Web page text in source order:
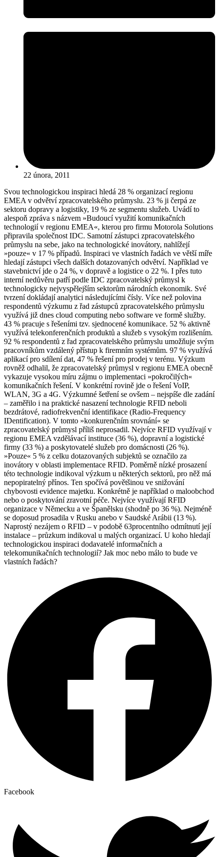
22 února, 2011
Svou technologickou inspiraci hledá 28 % organizací regionu
EMEA v odvětví zpracovatelského průmyslu. 23 % ji čerpá ze
sektoru dopravy a logistiky, 19 % ze segmentu služeb. Uvádí to
alespoň zpráva s názvem »Budoucí využití komunikačních
technologií v regionu EMEA«, kterou pro firmu Motorola Solutions
připravila společnost IDC. Samotní zástupci zpracovatelského
průmyslu na sebe, jako na technologické inovátory, nahlížejí
»pouze« v 17 % případů. Inspiraci ve vlastních řadách ve větší míře
hledají zástupci všech dalších dotazovaných odvětví. Například ve
stavebnictví jde o 24 %, v dopravě a logistice o 22 %. I přes tuto
interní nedůvěru patří podle IDC zpracovatelský průmysl k
technologicky nejvyspělejším sektorům národních ekonomik. Své
tvrzení dokládají analytici následujícími čísly. Více než polovina
respondentů výzkumu z řad zástupců zpracovatelského průmyslu
využívá již dnes cloud computing nebo software ve formě služby.
43 % pracuje s řešeními tzv. sjednocené komunikace. 52 % aktivně
využívá telekonferenčních produktů a služeb s vysokým rozlišením.
92 % respondentů z řad zpracovatelského průmyslu umožňuje svým
pracovníkům vzdálený přístup k firemním systémům. 97 % využívá
aplikací pro sdílení dat, 47 % řešení pro prodej v terénu. Výzkum
rovněž odhalil, že zpracovatelský průmysl v regionu EMEA obecně
vykazuje vysokou míru zájmu o implementaci »pokročilých«
komunikačních řešení. V konkrétní rovině jde o řešení VoIP,
WLAN, 3G a 4G. Výzkumné šetření se ovšem – nejspíše dle zadání
– zaměřilo i na praktické nasazení technologie RFID neboli
bezdrátové, radiofrekvenční identifikace (Radio-Frequency
IDentification). V tomto »konkurenčním srovnání« se
zpracovatelský průmysl příliš neprosadil. Nejvíce RFID využívají v
regionu EMEA vzdělávací instituce (36 %), dopravní a logistické
firmy (33 %) a poskytovatelé služeb pro domácnosti (26 %).
»Pouze« 5 % z celku dotazovaných subjektů se označilo za
inovátory v oblasti implementace RFID. Poměrně nízké prosazení
této technologie indikoval výzkum u některých sektorů, pro něž má
nepopiratelný přínos. Ten spočívá povětšinou ve snižování
chybovosti evidence majetku. Konkrétně je například o maloobchod
nebo o poskytování zravotní péče. Nejvíce využívají RFID
organizace v Německu a ve Španělsku (shodně po 36 %). Nejméně
se doposud prosadila v Rusku anebo v Saudské Arábii (13 %).
Naprostý nezájem o RFID – v podobě 63procentního odmítnutí její
instalace – průzkum indikoval u malých organizací. U koho hledají
technologickou inspiraci dodavatelé informačních a
telekomunikačních technologií? Jak moc nebo málo to bude ve
vlastních řadách?
Facebook